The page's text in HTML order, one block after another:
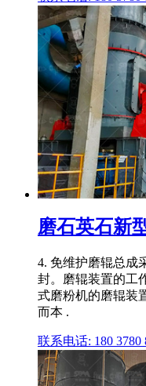
磨石英石新
4. 免维护磨辊总成
封。磨辊装置的工
式磨粉机的磨辊装
而本 .
联系电话: 180 3780